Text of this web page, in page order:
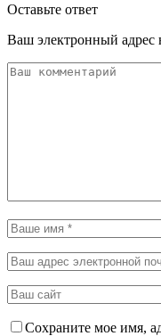
Оставьте ответ
Ваш электронный адрес
Сохраните мое имя,